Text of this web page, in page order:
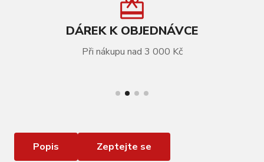
DÁREK K OBJEDNÁVCE
Při nákupu nad 3 000 Kč
Popis Zeptejte se